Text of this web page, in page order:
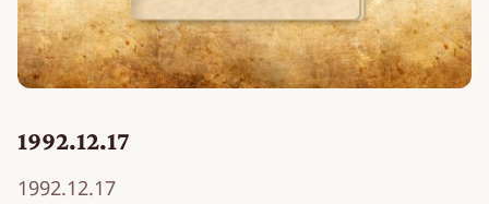
1992.12.17
1992.12.17